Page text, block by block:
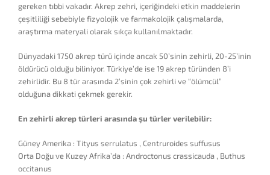
gereken tıbbi vakadır. Akrep zehri, içeriğindeki etkin maddelerin
çeşitliliği sebebiyle fizyolojik ve farmakolojik çalışmalarda,
araştırma materyali olarak sıkça kullanılmaktadır.
Dünyadaki 1750 akrep türü içinde ancak 50’sinin zehirli, 20-25’inin
öldürücü olduğu biliniyor. Türkiye’de ise 19 akrep türünden 8’i
zehirlidir. Bu 8 tür arasında 2’sinin çok zehirli ve “ölümcül”
olduğuna dikkati çekmek gerekir.
En zehirli akrep türleri arasında şu türler verilebilir:
Güney Amerika : Tityus serrulatus , Centruroides suffusus
Orta Doğu ve Kuzey Afrika’da : Androctonus crassicauda , Buthus
occitanus